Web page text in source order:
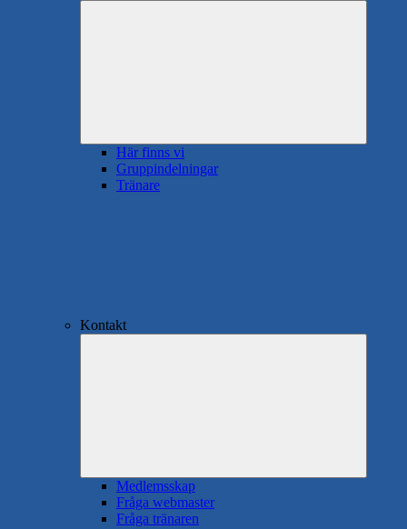
Här finns vi
Gruppindelningar
Tränare
Kontakt
Medlemsskap
Fråga webmaster
Fråga tränaren